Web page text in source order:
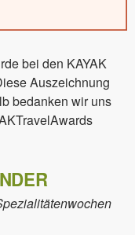
bei den KAYAK
Auszeichnung
bedanken wir uns